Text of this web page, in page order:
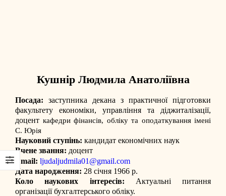
Кушнір Людмила Анатоліївна
Посада: заступника декана з практичної підготовки
факультету економіки, управління та діджиталізації,
доцент кафедри фінансів, обліку та оподаткування імені
С. Юрія
Науковий ступінь: кандидат економічних наук
Вчене звання: доцент
Email: ljudaljudmila01@gmail.com
Дата народження: 28 січня 1966 р.
Коло наукових інтересів: Актуальні питання
організації бухгалтерського обліку.